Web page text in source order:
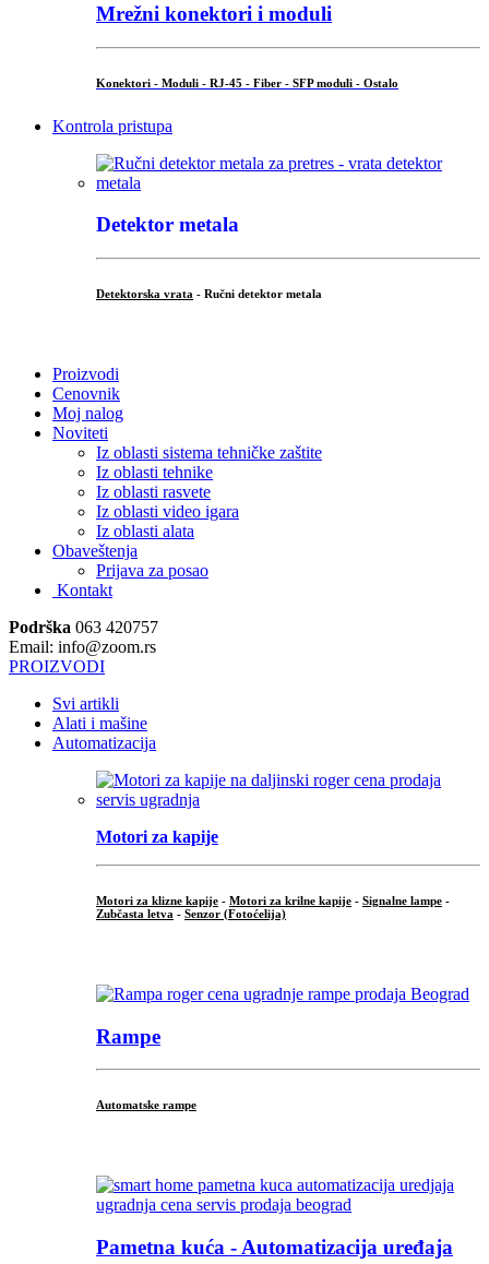
Mrežni konektori i moduli
Konektori - Moduli - RJ-45 - Fiber - SFP moduli - Ostalo
Kontrola pristupa
Detektor metala
Detektorska vrata - Ručni detektor metala
Proizvodi
Cenovnik
Moj nalog
Noviteti
Iz oblasti sistema tehničke zaštite
Iz oblasti tehnike
Iz oblasti rasvete
Iz oblasti video igara
Iz oblasti alata
Obaveštenja
Prijava za posao
Kontakt
Podrška 063 420757
Email: info@zoom.rs
PROIZVODI
Svi artikli
Alati i mašine
Automatizacija
Motori za kapije
Motori za klizne kapije - Motori za krilne kapije - Signalne lampe -
Zubčasta letva - Senzor (Fotoćelija)
Rampe
Automatske rampe
Pametna kuća - Automatizacija uređaja